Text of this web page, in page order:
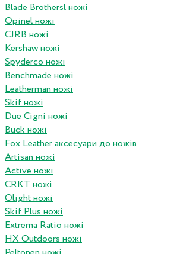
Blade Brothersl ножі
Opinel ножі
CJRB ножі
Kershaw ножі
Spyderco ножі
Benchmade ножі
Leatherman ножі
Skif ножі
Due Cigni ножі
Buck ножі
Fox Leather аксесуари до ножів
Artisan ножі
Active ножі
CRKT ножі
Olight ножі
Skif Plus ножі
Extrema Ratio ножі
HX Outdoors ножі